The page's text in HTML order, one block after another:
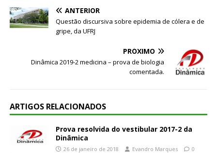
ANTERIOR
Questão discursiva sobre epidemia de cólera e de
gripe, da UFRJ
PRÓXIMO
Dinâmica 2019-2 medicina – prova de biologia
comentada.
ARTIGOS RELACIONADOS
Prova resolvida do vestibular 2017-2 da
Dinâmica
26 de janeiro de 2018 Evandro Marques 0